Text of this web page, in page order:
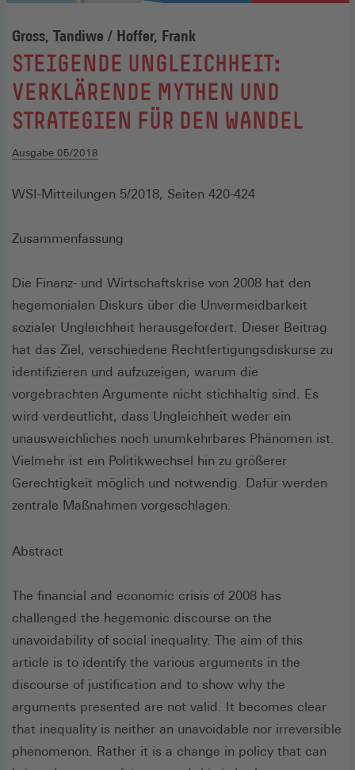
Gross, Tandiwe / Hoffer, Frank
:
STEIGENDE UNGLEICHHEIT:
VERKLÄRENDE MYTHEN UND
STRATEGIEN FÜR DEN WANDEL
Ausgabe 05/2018
WSI-Mitteilungen 5/2018, Seiten 420-424
Zusammenfassung
Die Finanz- und Wirtschaftskrise von 2008 hat den
hegemonialen Diskurs über die Unvermeidbarkeit
sozialer Ungleichheit herausgefordert. Dieser Beitrag
hat das Ziel, verschiedene Rechtfertigungsdiskurse zu
identifizieren und aufzuzeigen, warum die
vorgebrachten Argumente nicht stichhaltig sind. Es
wird verdeutlicht, dass Ungleichheit weder ein
unausweichliches noch unumkehrbares Phänomen ist.
Vielmehr ist ein Politikwechsel hin zu größerer
Gerechtigkeit möglich und notwendig. Dafür werden
zentrale Maßnahmen vorgeschlagen.
Abstract
The financial and economic crisis of 2008 has
challenged the hegemonic discourse on the
unavoidability of social inequality. The aim of this
article is to identify the various arguments in the
discourse of justification and to show why the
arguments presented are not valid. It becomes clear
that inequality is neither an unavoidable nor irreversible
phenomenon. Rather it is a change in policy that can